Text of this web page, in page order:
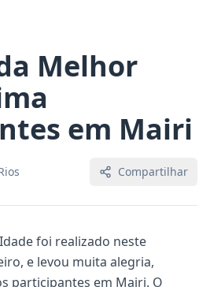
Melhor
em Mairi
Compartilhar
foi realizado neste
e levou muita alegria,
participantes em Mairi. O